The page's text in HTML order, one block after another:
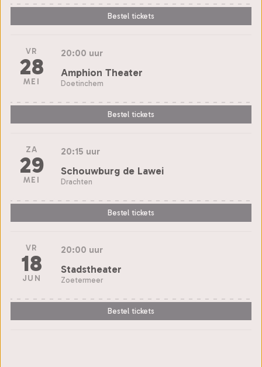
Bestel tickets
VR
28
MEI
20:00 uur
Amphion Theater
Doetinchem
Bestel tickets
ZA
29
MEI
20:15 uur
Schouwburg de Lawei
Drachten
Bestel tickets
VR
18
JUN
20:00 uur
Stadstheater
Zoetermeer
Bestel tickets